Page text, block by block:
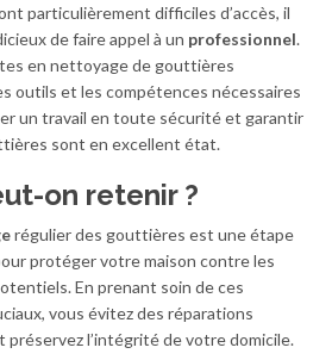
particulièrement difficiles d’accès, il
de faire appel à un professionnel.
en nettoyage de gouttières
outils et les compétences nécessaires
un travail en toute sécurité et garantir
sont en excellent état.
on retenir ?
régulier des gouttières est une étape
protéger votre maison contre les
En prenant soin de ces
vous évitez des réparations
préservez l’intégrité de votre domicile.